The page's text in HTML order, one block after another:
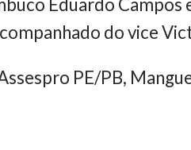
do vice
PE/PB,